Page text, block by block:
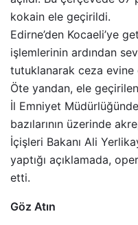
kokain ele geçirildi.
Edirne’den Kocaeli’ye
işlemlerinin ardından
tutuklanarak ceza evine
Öte yandan, ele
İl Emniyet
bazılarının üzerinde
İçişleri Bakanı Ali
yaptığı açıklamada,
etti.
Göz Atın